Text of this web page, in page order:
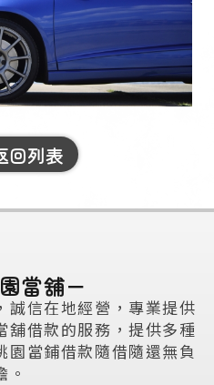
回列表
當舖－
誠信在地經營，專業提供
舖借款的服務，提供多種
園當鋪借款隨借隨還無負
。